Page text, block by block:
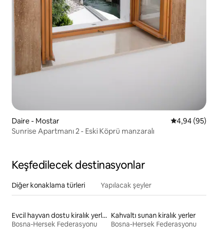
Daire - Mostar 5 üzerinden
4,94 (95)
Sunrise Apartmanı 2 - Eski Köprü manzaralı
Keşfedilecek destinasyonlar
Diğer konaklama türleri Yapılacak şeyler
Evcil hayvan dostu kiralık yerler
Bosna-Hersek Federasyonu
Kahvaltı sunan kiralık yerler
Bosna-Hersek Federasyonu